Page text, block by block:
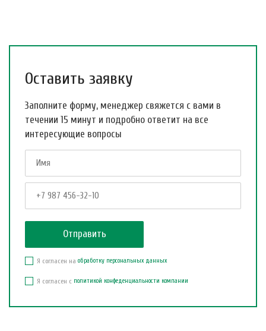
Оставить заявку
Заполните форму, менеджер свяжется с вами в
течении 15 минут и подробно ответит на все
интересующие вопросы
Я согласен на обработку персональных данных
Я согласен с политикой конфеденциальности компании